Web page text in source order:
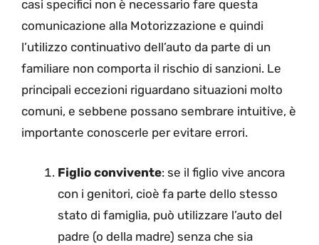
casi specifici non è necessario fare questa
comunicazione alla Motorizzazione e quindi
l’utilizzo continuativo dell’auto da parte di un
familiare non comporta il rischio di sanzioni. Le
principali eccezioni riguardano situazioni molto
comuni, e sebbene possano sembrare intuitive, è
importante conoscerle per evitare errori.
Figlio convivente: se il figlio vive ancora
con i genitori, cioè fa parte dello stesso
stato di famiglia, può utilizzare l’auto del
padre (o della madre) senza che sia